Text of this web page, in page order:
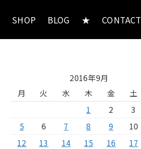
SHOP BLOG ★ CONTACT
2016年9月
月
火 水 木 金 土
1
2 3
5
6 7 8 9 10
12
13 14 15 16 17